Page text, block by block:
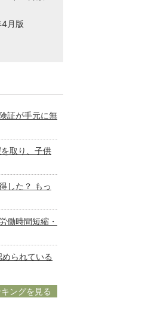
月版
証が手元に無
取り、子供
した？ もっ
働時間短縮・
められている
ングを見る